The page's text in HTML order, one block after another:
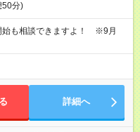
分)
も相談できますよ！ ※9月
詳細へ